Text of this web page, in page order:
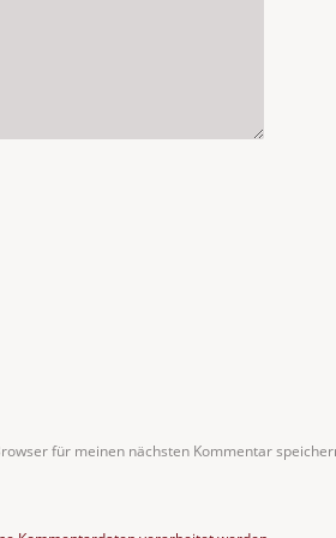
für meinen nächsten Kommentar